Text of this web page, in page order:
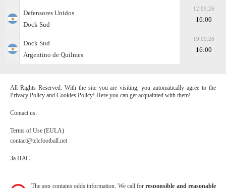
Defensores Unidos
Dock Sud
12.09.26
16:00
Dock Sud
Argentino de Quilmes
19.09.26
16:00
All Rights Reserved. With the site you are visiting, you automatically agree to the
Privacy Policy and Cookies Policy! Here you can get acquainted with them!
Contact us:
Terms of Use (EULA)
contact@telefootball.net
За НАС
The app contains odds information. We call forresponsible and reasonable